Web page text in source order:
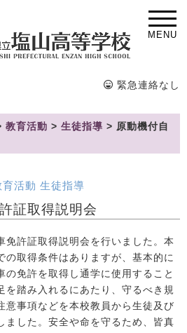
MENU
緊急連絡なし
教育活動 > 生徒指導 > 原動機付自
育活動 生徒指導
証取得説明会
許証取得説明会を行いました。本
の取得条件はありますが、基本的に
の免許を取得し通学に使用すること
を踏み入れるにあたり、守るべき規
意事項などを本校教員から生徒及び
ました。安全や命を守るため、皆真